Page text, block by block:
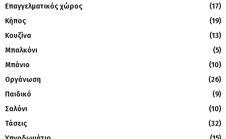
Επαγγελματικός χώρος
(17)
Κήπος
(19)
Κουζίνα
(13)
Μπαλκόνι
(5)
Μπάνιο
(10)
Οργάνωση
(26)
Παιδικό
(9)
Σαλόνι
(10)
Τάσεις
(32)